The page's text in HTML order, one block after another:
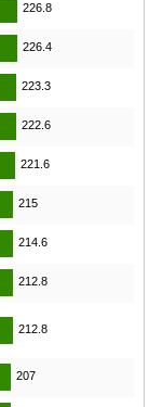
226.8
226.4
223.3
222.6
221.6
215
214.6
212.8
212.8
207